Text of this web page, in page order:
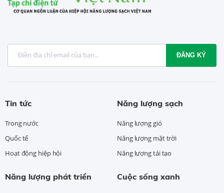
ĐĂNG KÝ
Tin tức
Trong nước
Quốc tế
Hoạt động hiệp hội
Năng lượng sạch
Năng lượng gió
Năng lượng mặt trời
Năng lượng tái tạo
Năng lượng phát triển Cuộc sống xanh